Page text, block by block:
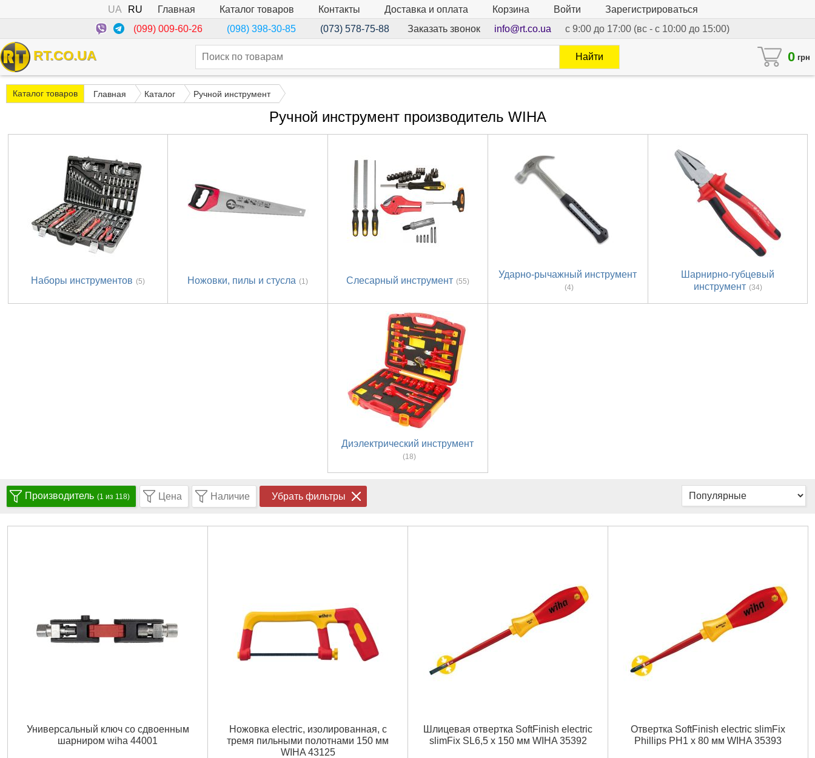
UA RU Главная Каталог товаров Контакты Доставка и оплата Корзина Войти
Зарегистрироваться
(099) 009-60-26
(098) 398-30-85 (073) 578-75-88 Заказать звонок info@rt.co.ua с 9:00 до 17:00 (вс - с 10:00 до 15:00)
RT.CO.UA 0 грн
Найти
Каталог товаров Главная Каталог Ручной инструмент
Ручной инструмент производитель WIHA
Наборы инструментов (5) Ножовки, пилы и стусла (1) Слесарный инструмент (55)
Ударно-рычажный инструмент
(4)
Шарнирно-губцевый
инструмент (34)
Диэлектрический инструмент
(18)
Производитель (1 из 118) Цена Наличие Убрать фильтры
Универсальный ключ со сдвоенным
шарниром wiha 44001
Ножовка electric, изолированная, с
тремя пильными полотнами 150 мм
WIHA 43125
Шлицевая отвертка SoftFinish electric
slimFix SL6,5 x 150 мм WIHA 35392
Отвертка SoftFinish electric slimFix
Phillips PH1 x 80 мм WIHA 35393